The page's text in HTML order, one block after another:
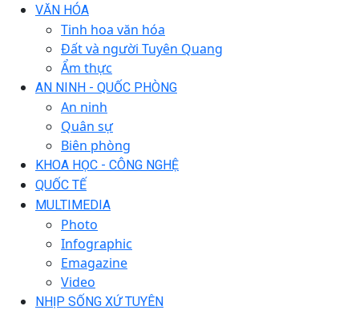
VĂN HÓA
Tinh hoa văn hóa
Đất và người Tuyên Quang
Ẩm thực
AN NINH - QUỐC PHÒNG
An ninh
Quân sự
Biên phòng
KHOA HỌC - CÔNG NGHỆ
QUỐC TẾ
MULTIMEDIA
Photo
Infographic
Emagazine
Video
NHỊP SỐNG XỨ TUYÊN